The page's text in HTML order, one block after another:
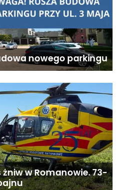
nowego parkingu
w Romanowie. 73-